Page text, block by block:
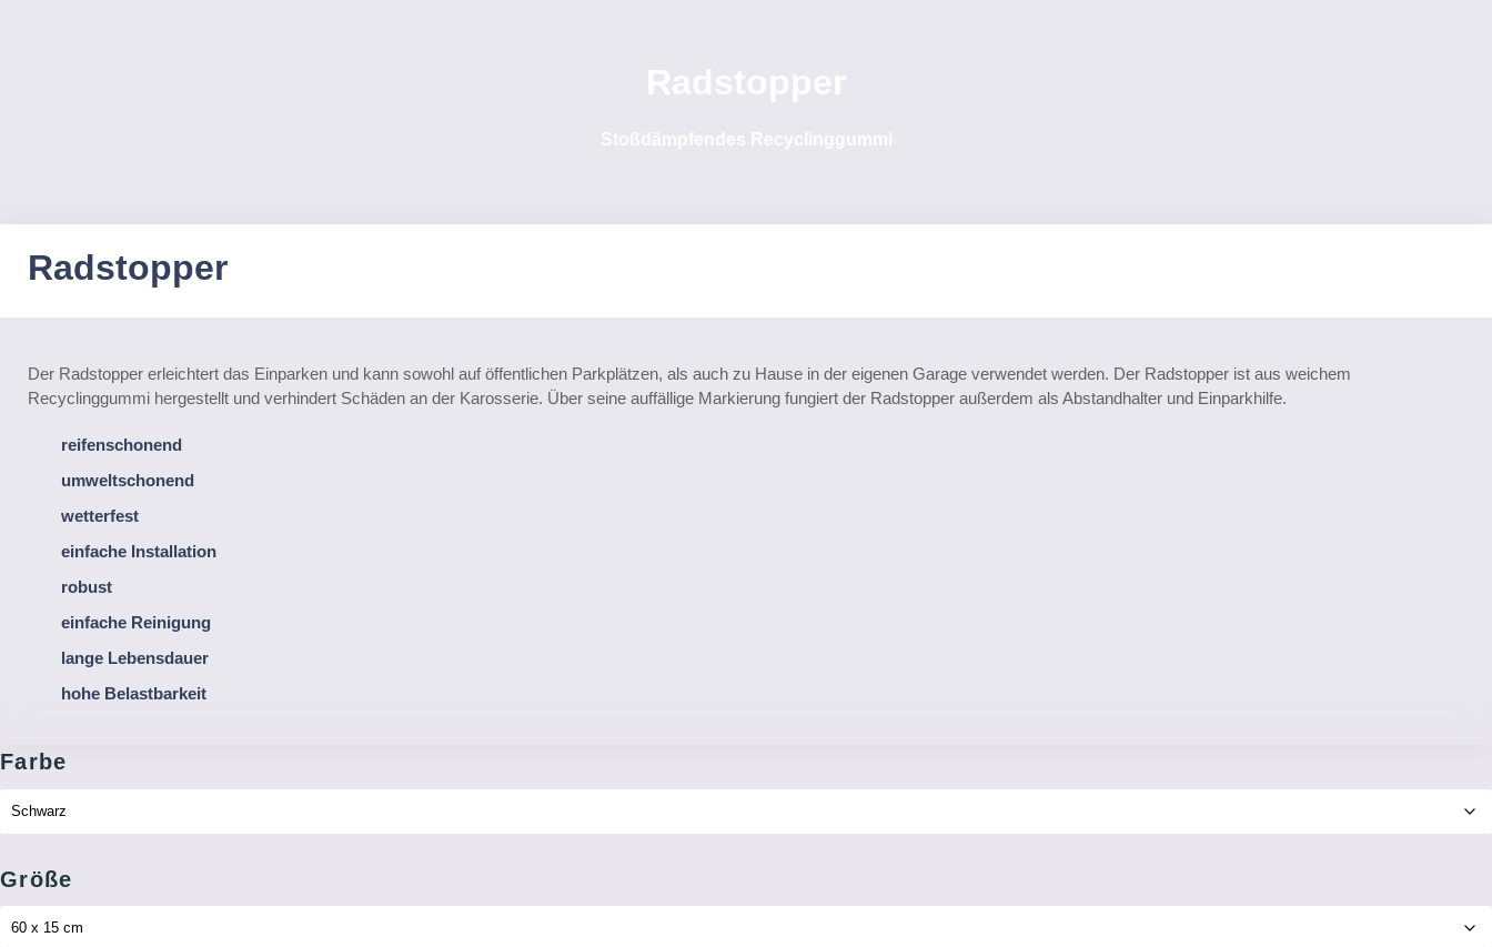
Radstopper
Der Radstopper erleichtert das Einparken und kann sowohl auf öffentlichen Parkplätzen, als auch zu Hause in der eigenen Garage verwendet werden. Der Radstopper ist aus weichem
Recyclinggummi hergestellt und verhindert Schäden an der Karosserie. Über seine auffällige Markierung fungiert der Radstopper außerdem als Abstandhalter und Einparkhilfe.
reifenschonend
umweltschonend
wetterfest
einfache Installation
robust
einfache Reinigung
lange Lebensdauer
hohe Belastbarkeit
Farbe
Größe